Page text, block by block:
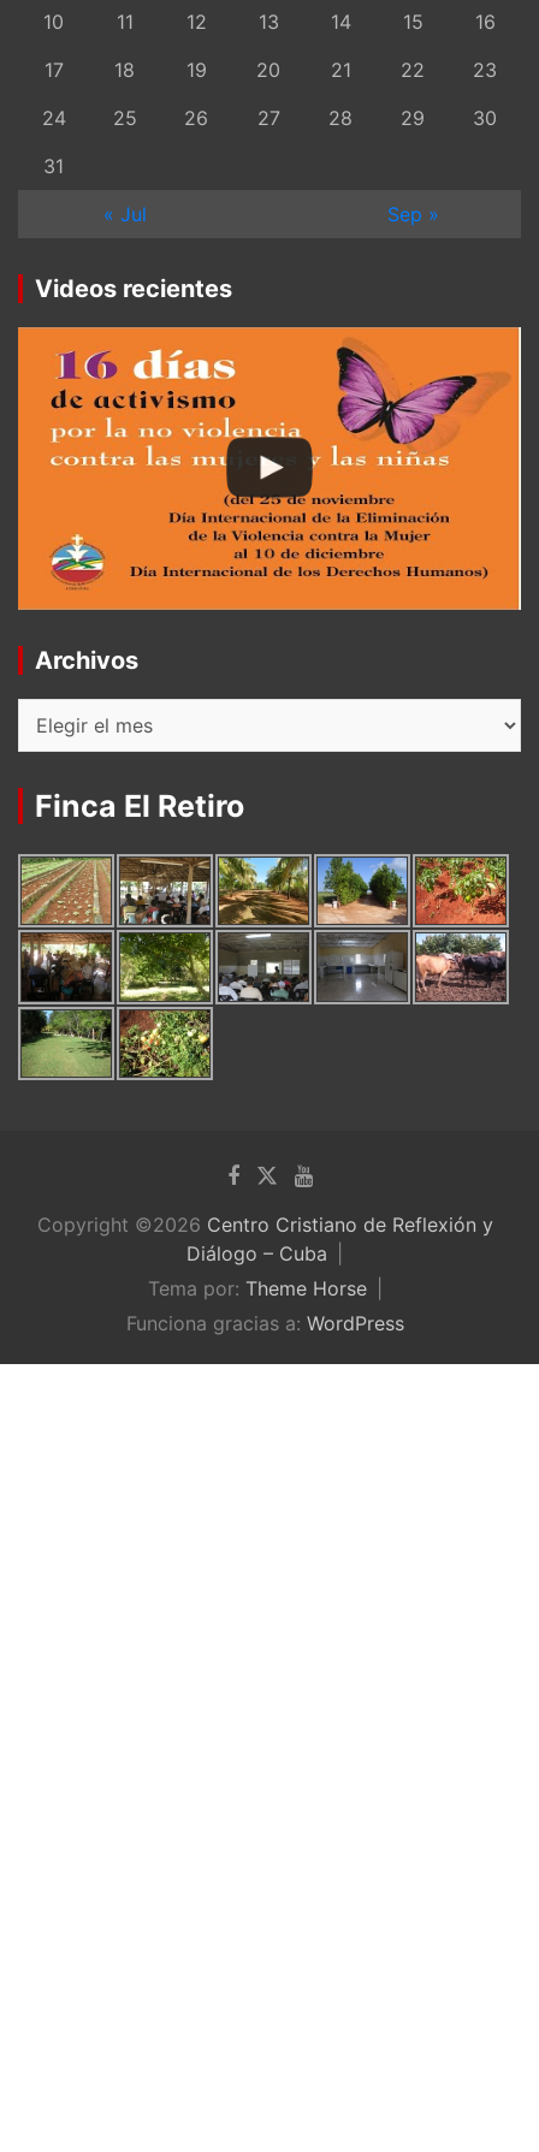
10
11 12 13 14 15
16
17
18 19 20 21 22
23
24
25 26 27 28 29
30
31
« Jul
Sep »
Videos recientes
Archivos
Finca El Retiro
Copyright ©2026 Centro Cristiano de Reflexión y
Diálogo – Cuba
Tema por: Theme Horse
Funciona gracias a: WordPress